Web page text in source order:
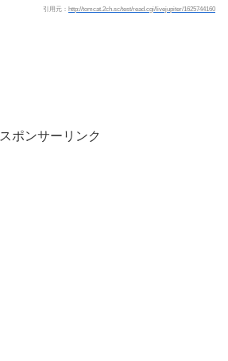
引用元： http://tomcat.2ch.sc/test/read.cgi/livejupiter/1625744160
スポンサーリンク